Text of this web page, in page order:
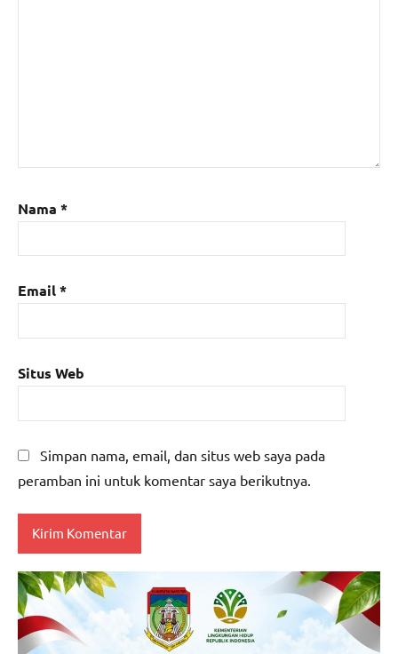
Nama *
Email*
Situs Web
Simpan nama, email, dan situs web saya pada
peramban ini untuk komentar saya berikutnya.